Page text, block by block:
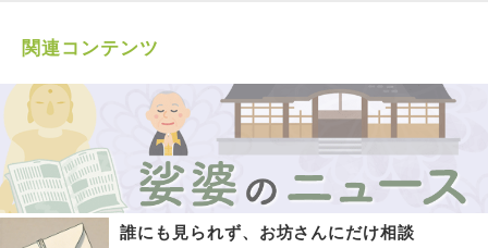
関連コンテンツ
誰にも見られず、お坊さんにだけ相談